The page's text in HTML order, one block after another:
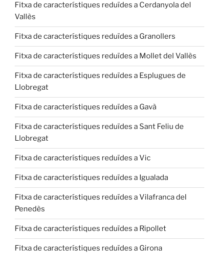
Fitxa de característiques reduïdes a Cerdanyola del
Vallès
Fitxa de característiques reduïdes a Granollers
Fitxa de característiques reduïdes a Mollet del Vallès
Fitxa de característiques reduïdes a Esplugues de
Llobregat
Fitxa de característiques reduïdes a Gavà
Fitxa de característiques reduïdes a Sant Feliu de
Llobregat
Fitxa de característiques reduïdes a Vic
Fitxa de característiques reduïdes a Igualada
Fitxa de característiques reduïdes a Vilafranca del
Penedès
Fitxa de característiques reduïdes a Ripollet
Fitxa de característiques reduïdes a Girona